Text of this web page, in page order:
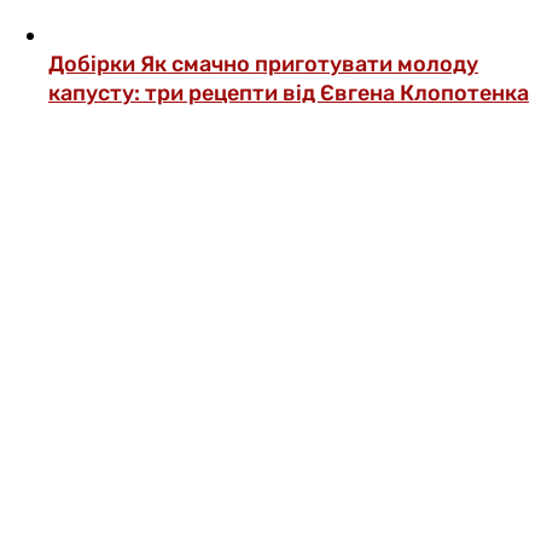
Добірки Як смачно приготувати молоду
капусту: три рецепти від Євгена Клопотенка